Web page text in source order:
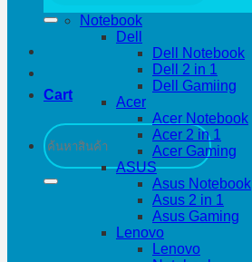
Cart
Search
for:
Notebook
Dell
Dell Notebook
Dell 2 in 1
Dell Gamiing
Acer
Acer Notebook
Acer 2 in 1
Acer Gaming
ASUS
Asus Notebook
Asus 2 in 1
Asus Gaming
Lenovo
Lenovo